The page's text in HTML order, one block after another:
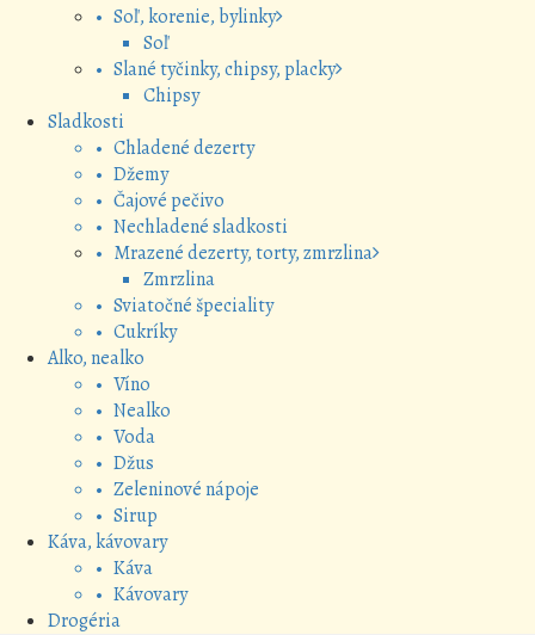
• Soľ, korenie, bylinky
Soľ
• Slané tyčinky, chipsy, placky
Chipsy
Sladkosti
• Chladené dezerty
• Džemy
• Čajové pečivo
• Nechladené sladkosti
• Mrazené dezerty, torty, zmrzlina
Zmrzlina
• Sviatočné špeciality
• Cukríky
Alko, nealko
• Víno
• Nealko
• Voda
• Džus
• Zeleninové nápoje
• Sirup
Káva, kávovary
• Káva
• Kávovary
Drogéria